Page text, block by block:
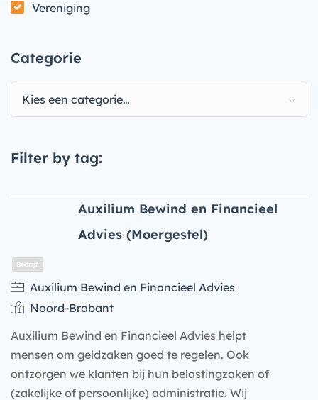
Vereniging
Categorie
Kies een categorie…
Filter by tag:
Auxilium Bewind en Financieel
Advies (Moergestel)
Auxilium Bewind en Financieel Advies
Noord-Brabant
Auxilium Bewind en Financieel Advies helpt
mensen om geldzaken goed te regelen. Ook
ontzorgen we klanten bij hun belastingzaken of
(zakelijke of persoonlijke) administratie. Wij